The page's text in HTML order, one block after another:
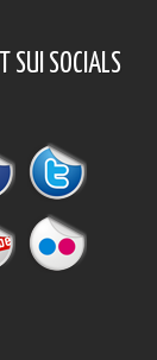
SUI SOCIALS